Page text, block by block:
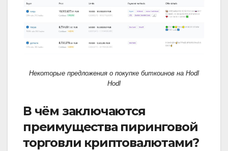
Некоторые предложения о покупке биткоинов на Hodl
Hodl
В чём заключаются
преимущества пиринговой
торговли криптовалютами?